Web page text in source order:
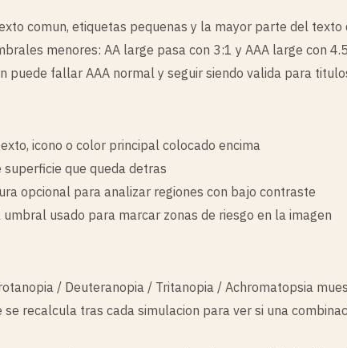
comun, etiquetas pequenas y la mayor parte del texto
menores: AA large pasa con 3:1 y AAA large con
puede fallar AAA normal y seguir siendo valida para
icono o color principal colocado encima
que queda detras
opcional para analizar regiones con bajo contraste
umbral usado para marcar zonas de riesgo en la imagen
/ Deuteranopia / Tritanopia / Achromatopsia
recalcula tras cada simulacion para ver si una